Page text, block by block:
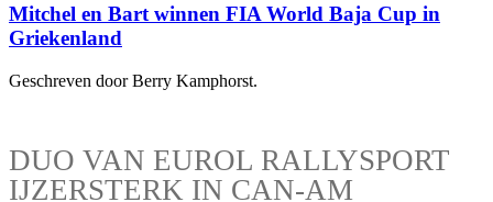
Mitchel en Bart winnen FIA World Baja Cup in
Griekenland
Geschreven door Berry Kamphorst.
DUO VAN EUROL RALLYSPORT
IJZERSTERK IN CAN-AM